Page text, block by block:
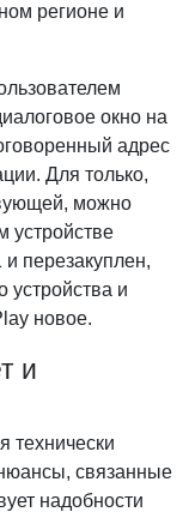
регионе и
окно на
адрес
Для только,
можно
устройстве
перезакуплен,
устройства и
новое.
и
технически
связанные
надобности